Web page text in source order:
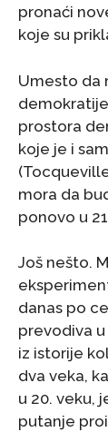
pronaći
koje su
Umesto da
prostora
koje je i
mora da
ponovo u
Još nešto.
danas po
prevodiva
iz istorije
dva veka,
u 20. veku,
putanje